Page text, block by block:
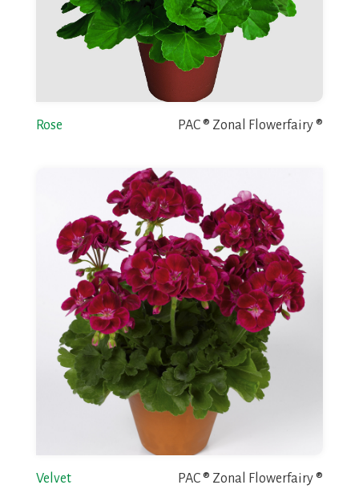
Rose PAC ® Zonal Flowerfairy ®
Velvet PAC ® Zonal Flowerfairy ®